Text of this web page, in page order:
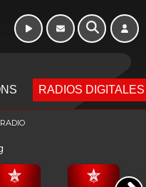
RADIOS DIGITALES
Week-end de 16h
à 20h